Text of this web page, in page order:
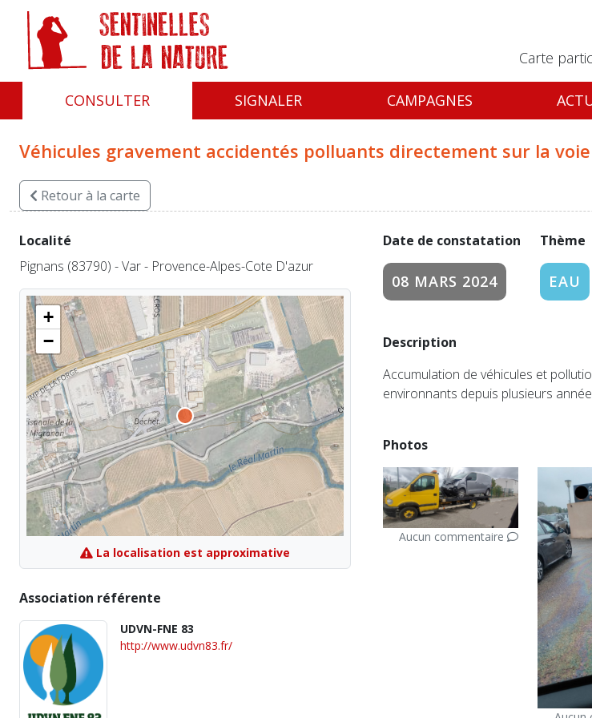
Carte
CONSULTER SIGNALER CAMPAGNES
Véhicules gravement accidentés polluants directement sur la
Retourà la carte
Date de constatation
08 MARS 2024
Thème
EAU
Description
Accumulation de véhicules et
environnants depuis plusieurs
Photos
Aucun commentaire
Localité
Pignans (83790) - Var - Provence-Alpes-Cote D'azur
+
−
La localisation est approximative
Association référente
UDVN-FNE 83
http://www.udvn83.fr/
Panneau de gestion des cookies